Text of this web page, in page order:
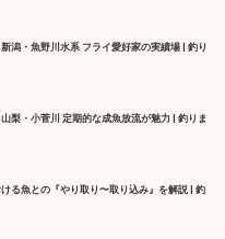
潟・魚野川水系 フライ愛好家の実績場 | 釣り
梨・小菅川 定期的な成魚放流が魅力 | 釣りま
ける魚との『やり取り〜取り込み』を解説 | 釣